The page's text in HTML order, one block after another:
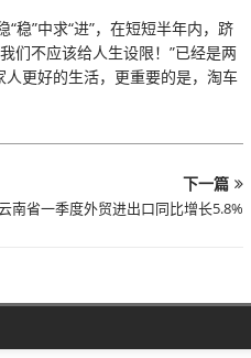
稳”中求“进”，在短短半年内，跻
们不应该给人生设限！”已经是两
人更好的生活，更重要的是，淘车
下一篇
南省一季度外贸进出口同比增长5.8%